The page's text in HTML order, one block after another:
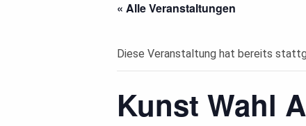
« Alle Veranstaltungen
Diese Veranstaltung hat bereits
Kunst Wahl